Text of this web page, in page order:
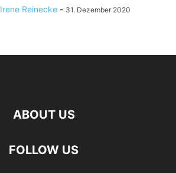
Irene Reinecke - 31. Dezember 2020
ABOUT US
FOLLOW US